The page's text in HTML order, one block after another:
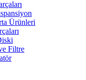
Ürünleri
Filtre